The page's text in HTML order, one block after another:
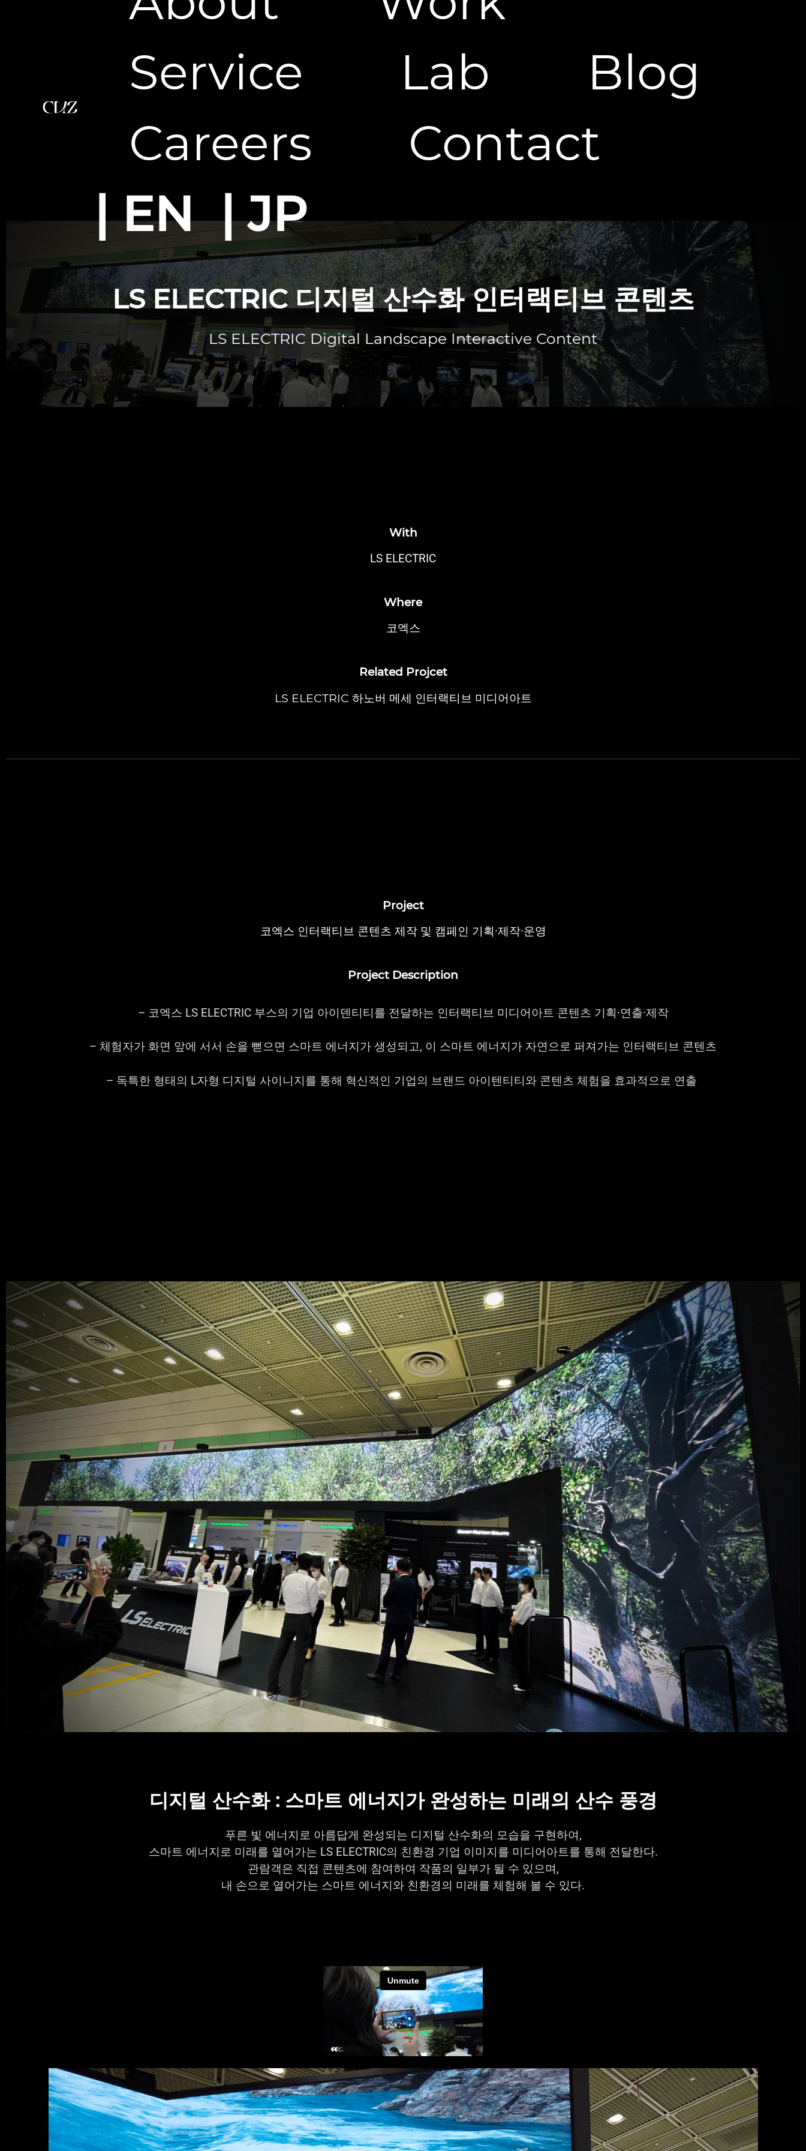
Service
Lab
Blog
Careers
Contact
EN
JP
LS ELECTRIC 디지털 산수화 인터랙티브 콘텐츠
LS ELECTRIC Digital Landscape Interactive Content
With
LS ELECTRIC
Where
코엑스
Related Projcet
LS ELECTRIC 하노버 메세 인터랙티브 미디어아트
Project
코엑스 인터랙티브 콘텐츠 제작 및 캠페인 기획·제작·운영
Project Description
– 코엑스 LS ELECTRIC부스의 기업 아이덴티티를 전달하는 인터랙티브 미디어아트 콘텐츠 기획·연출·제작
– 체험자가 화면 앞에 서서 손을 뻗으면 스마트 에너지가 생성되고, 이 스마트 에너지가 자연으로 퍼져가는 인터랙티브 콘텐츠
– 독특한 형태의 L자형 디지털 사이니지를 통해 혁신적인 기업의 브랜드 아이텐티티와 콘텐츠 체험을 효과적으로 연출
디지털 산수화 : 스마트 에너지가 완성하는 미래의 산수 풍경
푸른 빛 에너지로 아름답게 완성되는 디지털 산수화의 모습을 구현하여,
스마트 에너지로 미래를 열어가는 LS ELECTRIC의 친환경 기업 이미지를 미디어아트를 통해 전달한다.
관람객은 직접 콘텐츠에 참여하여 작품의 일부가 될 수 있으며,
내 손으로 열어가는 스마트 에너지와 친환경의 미래를 체험해 볼 수 있다.